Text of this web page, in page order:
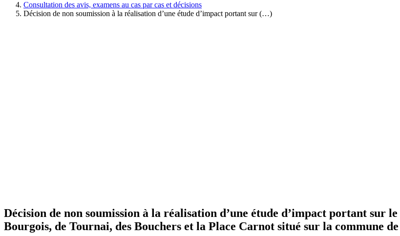
Consultation des avis, examens au cas par cas et décisions
Décision de non soumission à la réalisation d’une étude d’impact portant sur (…)
Décision de non soumission à la réalisation d’une étude d’impact portant
Bourgois, de Tournai, des Bouchers et la Place Carnot situé sur la commune